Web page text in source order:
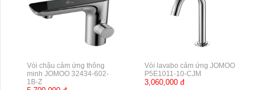
Vòi chậu cảm ứng thông
minh JOMOO 32434-602-
1B-Z
Vòi lavabo cảm ứng JOMOO
P5E1011-10-CJM
3,060,000 đ